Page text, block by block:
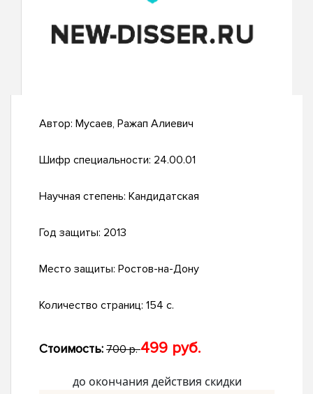
Автор: Мусаев, Ражап Алиевич
Шифр специальности: 24.00.01
Научная степень: Кандидатская
Год защиты: 2013
Место защиты: Ростов-на-Дону
Количество страниц: 154 с.
Стоимость: 700 р.499 руб.
до окончания действия скидки